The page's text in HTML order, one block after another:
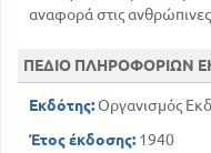
αναφορά στις
ΠΕΔΙΟ ΠΛΗΡΟΦΟΡΙΩΝ
Εκδότης:Οργανισμός
Έτος έκδοσης: 1940